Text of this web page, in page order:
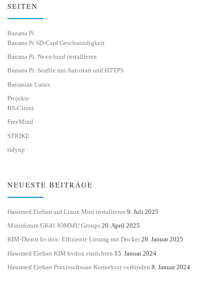
SEITEN
Banana Pi
Banana Pi SD-Card Geschwindigkeit
Banana Pi: Nextcloud installieren
Banana Pi: Seafile mit Autostart und HTTPS
Bananian Linux
Projekte
BS-Client
FreeMind
STRIKE
tidyup
NEUESTE BEITRÄGE
Hasomed Elefant auf Linux Mint installieren 9. Juli 2025
Minisforum GK41 IOMMU Groups 20. April 2025
KIM-Dienst kv.dox: Effiziente Lösung mit Docker 29. Januar 2025
Hasomed Elefant KIM kvdox einrichten 15. Januar 2024
Hasomed Elefant Praxissoftware Konnektor verbinden 8. Januar 2024